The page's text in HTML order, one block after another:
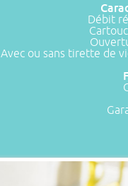
Débit
Avec ou sans tirette de